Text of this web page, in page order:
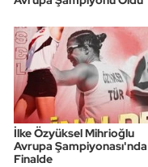
İlke Özyüksel Mihrioğlu
Avrupa Şampiyonası'nda
Finalde